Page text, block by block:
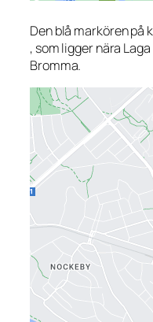
Den blå markören på
, som ligger nära
Bromma.